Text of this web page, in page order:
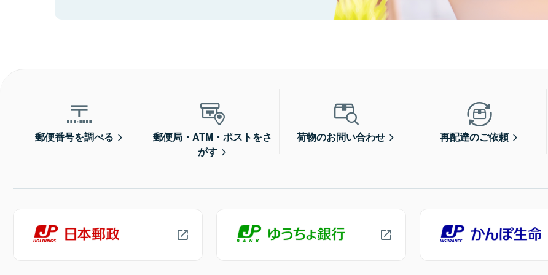
郵便番号を調べる
郵便局・ATM・ポストをさ
がす
荷物のお問い合わせ 再配達のご依頼